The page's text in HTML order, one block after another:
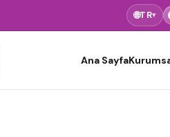
🌐TR▾
Ana Sayfa